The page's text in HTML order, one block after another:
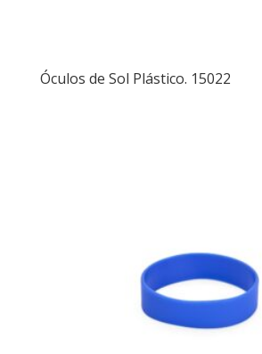
Óculos de Sol Plástico. 15022